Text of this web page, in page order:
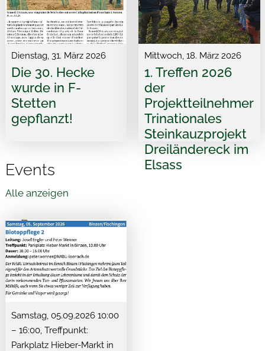
Dienstag, 31. März 2026
Die 30. Hecke
wurde in F-
Stetten
gepflanzt!
Mittwoch, 18. März 2026
1. Treffen 2026
der
Projektteilnehmer
Trinationales
Steinkauzprojekt
Dreiländereck im
Elsass
Events
Alle anzeigen
Samstag, 05.09.2026 10:00
– 16:00, Treffpunkt:
Parkplatz Hieber-Markt in